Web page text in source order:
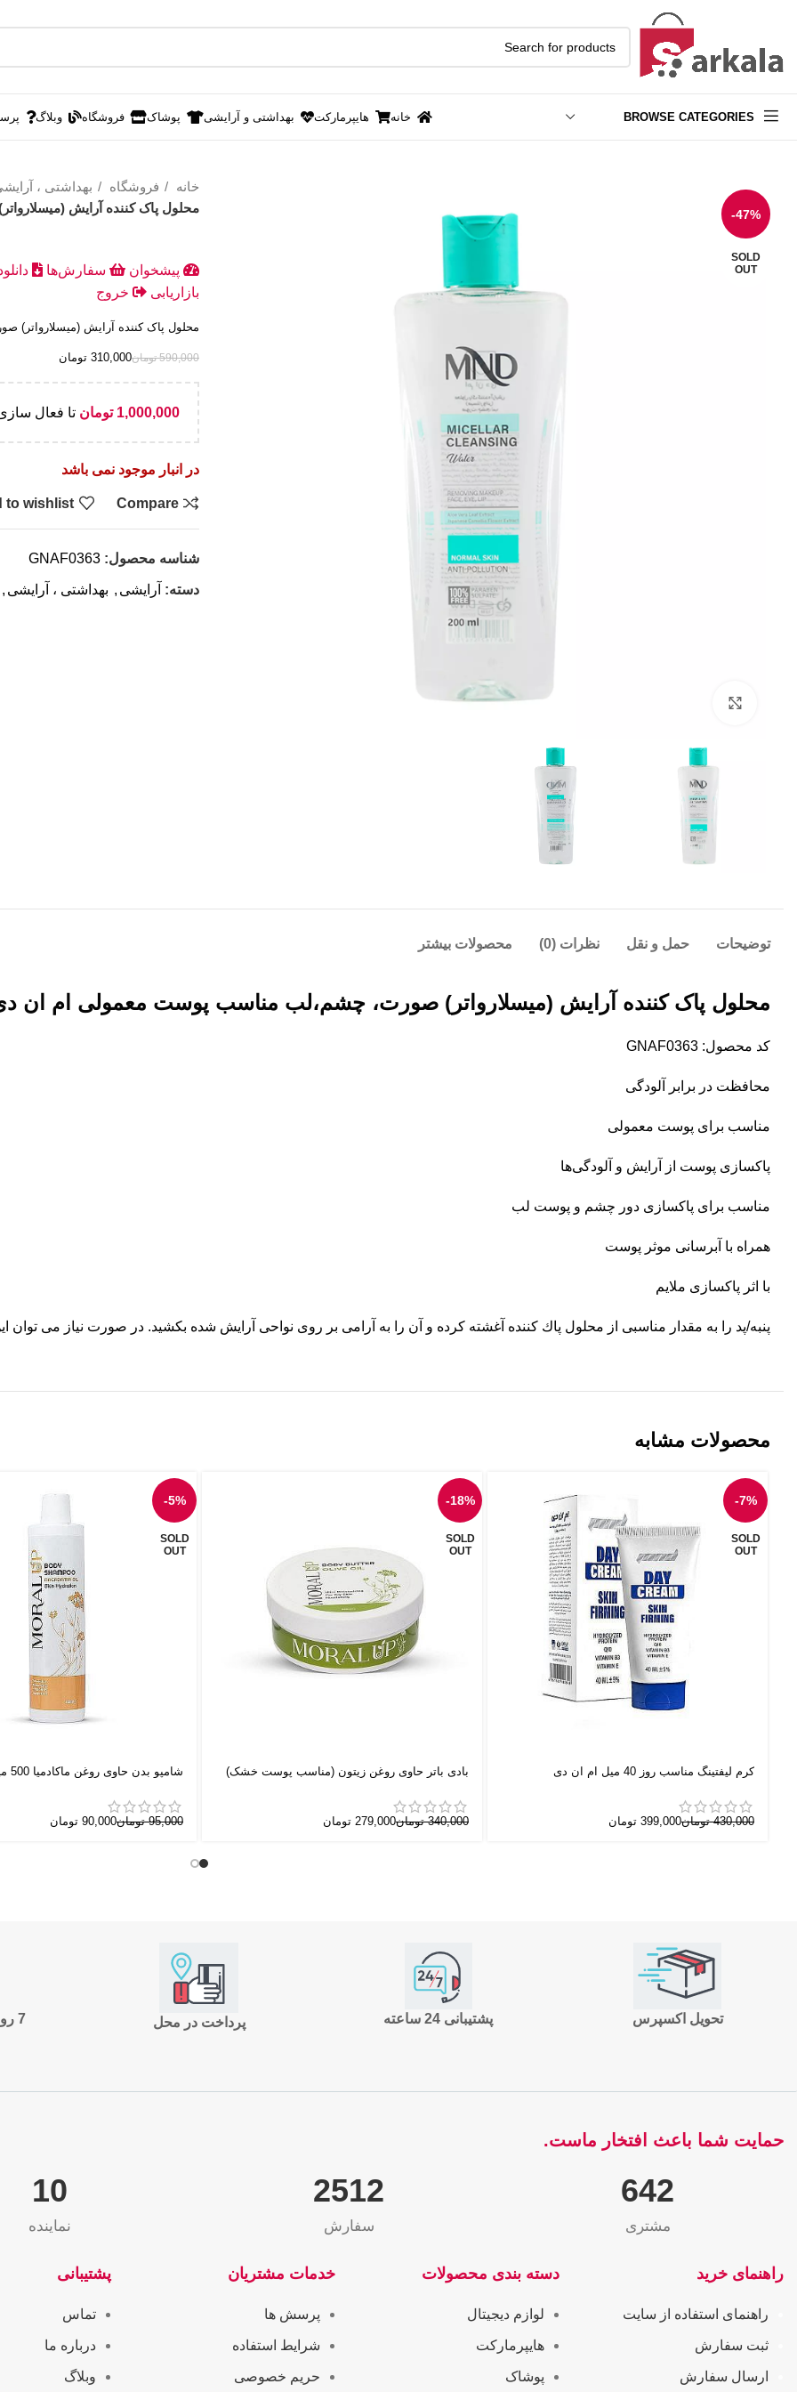
BROWSE CATEGORIES خانه هایپرمارکت بهداشتی و آرایشی پوشاک فروشگاه وبلاگ
-47%
SOLD
OUT
خانه فروشگاه
بهداشتی ،
محلول پاک کننده آرایش (میسلارواتر)
پیشخوان سفارش‌ها
بازاریابی
خروج
محلول پاک کننده آرایش (میسلارواتر)
590,000 تومان310,000 تومان
1,000,000 تومان تا فعال
در انبار موجود نمی باشد
Compare
to wishlist
شناسه محصول: GNAF0363
دسته: آرایشی , بهداشتی ، آرایشی ,
توضیحات حمل و نقل نظرات (0) محصولات بیشتر
محلول پاک کننده آرایش (میسلارواتر) صورت، چشم،لب مناسب پوست معمولی ام ان دی 200 میلی
کد محصول: GNAF0363
محافظت در برابر آلودگی
مناسب برای پوست معمولی
پاکسازی پوست از آرایش و آلودگی‌ها
مناسب برای پاکسازی دور چشم و پوست لب
همراه با آبرسانی موثر پوست
با اثر پاکسازی ملایم
پنبه/پد را به مقدار مناسبى از محلول پاك کننده آغشته کرده و آن را به آرامى بر روى نواحى آرایش شده بکشید. در صورت نیاز مى توان
محصولات مشابه
-7%
SOLD
OUT
کرم لیفتینگ مناسب روز 40 میل ام ان دی
430,000 تومان399,000 تومان
-18%
SOLD
OUT
بادی باتر حاوی روغن زیتون (مناسب پوست خشک)
340,000 تومان279,000 تومان
-5%
SOLD
OUT
شامپو بدن حاوی روغن ماکادمیا 500 میلی لیتر
95,000 تومان90,000 تومان
7 روز ضمانت بازگشت پرداخت در محل پشتیبانی 24 ساعته تحویل اکسپرس
حمایت شما باعث افتخار ماست.
10
نماینده
2565
سفارش
655
مشتری
پشتیبانی
تماس
درباره ما
وبلاگ
خدمات مشتریان
پرسش ها
شرایط استفاده
حریم خصوصی
دسته بندی محصولات
لوازم دیجیتال
هایپرمارکت
پوشاک
راهنمای خرید
راهنمای استفاده از سایت
ثبت سفارش
ارسال سفارش